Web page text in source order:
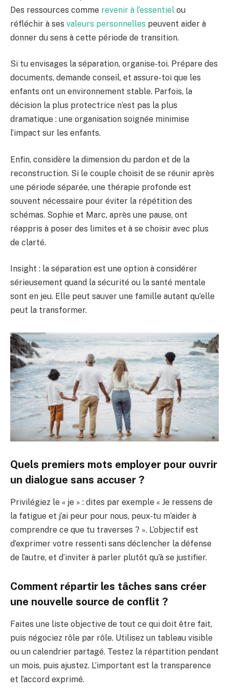
Des ressources comme revenir à l’essentiel ou
réfléchir à ses valeurs personnelles peuvent aider à
donner du sens à cette période de transition.
Si tu envisages la séparation, organise‑toi. Prépare des
documents, demande conseil, et assure-toi que les
enfants ont un environnement stable. Parfois, la
décision la plus protectrice n’est pas la plus
dramatique : une organisation soignée minimise
l’impact sur les enfants.
Enfin, considère la dimension du pardon et de la
reconstruction. Si le couple choisit de se réunir après
une période séparée, une thérapie profonde est
souvent nécessaire pour éviter la répétition des
schémas. Sophie et Marc, après une pause, ont
réappris à poser des limites et à se choisir avec plus
de clarté.
Insight : la séparation est une option à considérer
sérieusement quand la sécurité ou la santé mentale
sont en jeu. Elle peut sauver une famille autant qu’elle
peut la transformer.
Quels premiers mots employer pour ouvrir
un dialogue sans accuser ?
Privilégiez le « je » : dites par exemple « Je ressens de
la fatigue et j’ai peur pour nous, peux‑tu m’aider à
comprendre ce que tu traverses ? ». L’objectif est
d’exprimer votre ressenti sans déclencher la défense
de l’autre, et d’inviter à parler plutôt qu’à se justifier.
Comment répartir les tâches sans créer
une nouvelle source de conflit ?
Faites une liste objective de tout ce qui doit être fait,
puis négociez rôle par rôle. Utilisez un tableau visible
ou un calendrier partagé. Testez la répartition pendant
un mois, puis ajustez. L’important est la transparence
et l’accord exprimé.